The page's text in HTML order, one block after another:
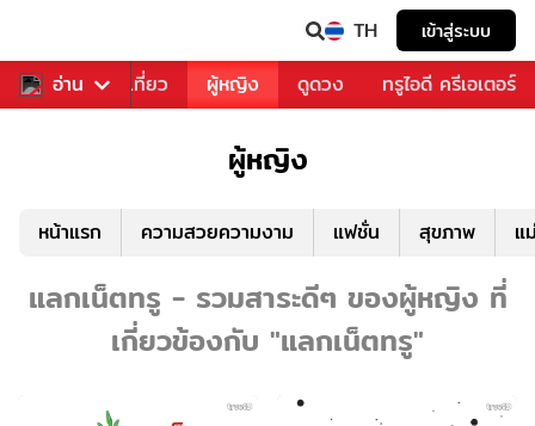
TH เข้าสู่ระบบ
อ่าน
อาหาร ท่องเที่ยว ผู้หญิง ดูดวง ทรูไอดี ครีเอเตอร์
ผู้หญิง
หน้าแรก ความสวยความงาม แฟชั่น สุขภาพ แ
แลกเน็ตทรู - รวมสาระดีๆ ของผู้หญิง ที่
เกี่ยวข้องกับ "แลกเน็ตทรู"